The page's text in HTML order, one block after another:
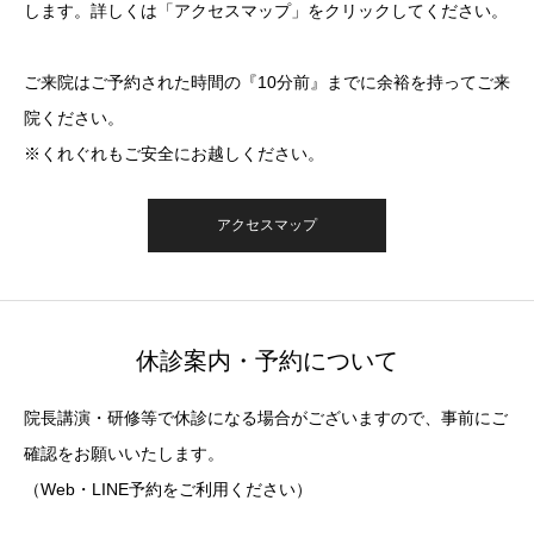
します。詳しくは「アクセスマップ」をクリックしてください。
ご来院はご予約された時間の『10分前』までに余裕を持ってご来
院ください。
※くれぐれもご安全にお越しください。
アクセスマップ
休診案内・予約について
院長講演・研修等で休診になる場合がございますので、事前にご
確認をお願いいたします。
（Web・LINE予約をご利用ください）